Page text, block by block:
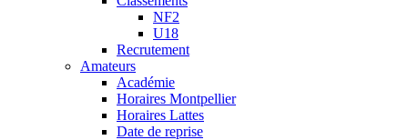
NF2
U18
Recrutement
Amateurs
Académie
Horaires Montpellier
Horaires Lattes
Date de reprise